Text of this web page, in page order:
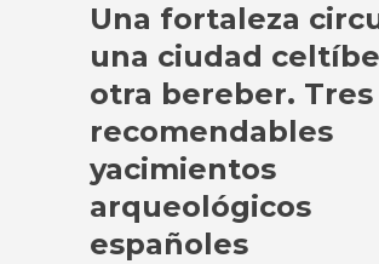
Una fortaleza
una ciudad
otra bereber. Tres
recomendables
yacimientos
arqueológicos
españoles